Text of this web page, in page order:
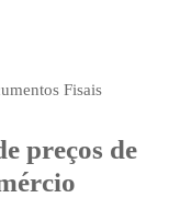
Fisais
preços de